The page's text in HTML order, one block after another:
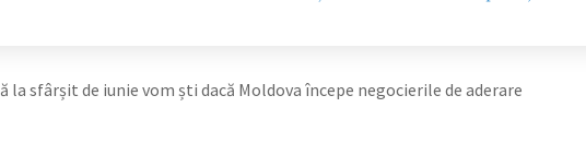
la sfârșit de iunie vom ști dacă Moldova începe negocierile de aderare